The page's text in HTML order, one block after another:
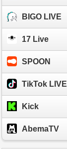
BIGO LIVE
17 Live
SPOON
TikTok LIVE
Kick
AbemaTV